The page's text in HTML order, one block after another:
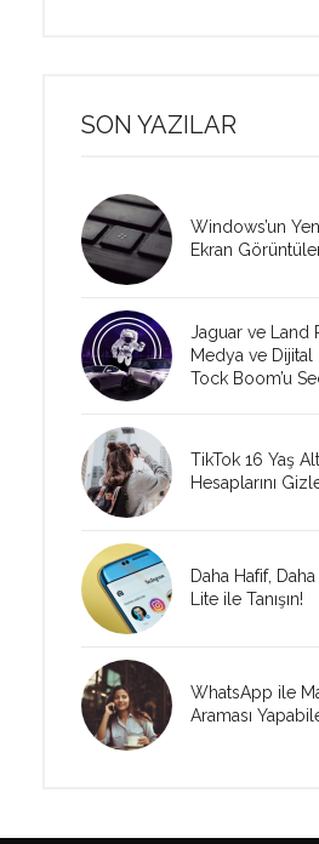
SON YAZILAR
Windows’un
Ekran
Jaguar ve Land
Medya ve
Tock Boom’u
TikTok 16 Yaş
Hesaplarını
Daha Hafif,
Lite ile Tanışın!
WhatsApp ile
Araması